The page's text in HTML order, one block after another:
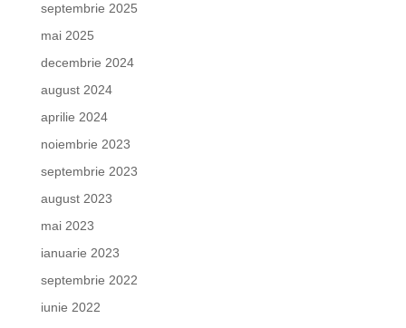
septembrie 2025
mai 2025
decembrie 2024
august 2024
aprilie 2024
noiembrie 2023
septembrie 2023
august 2023
mai 2023
ianuarie 2023
septembrie 2022
iunie 2022